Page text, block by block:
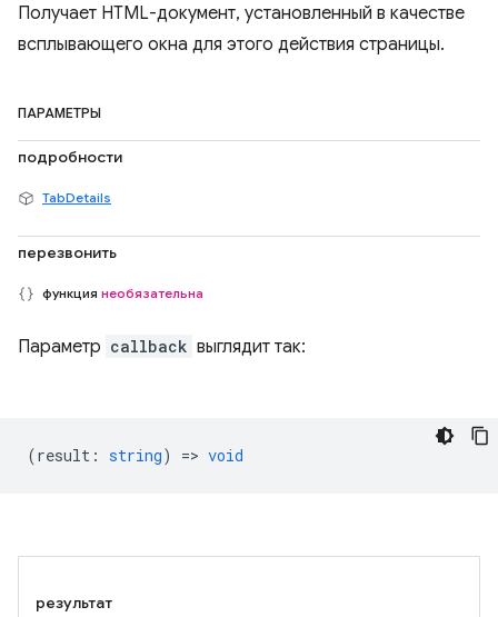
Получает HTML-документ, установленный в качестве
всплывающего окна для этого действия страницы.
ПАРАМЕТРЫ
подробности
TabDetails
перезвонить
функция необязательна
Параметр callback выглядит так:
(result : string) => void
результат